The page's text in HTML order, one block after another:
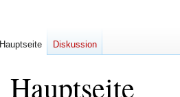
Hauptseite
Hauptseite Diskussion